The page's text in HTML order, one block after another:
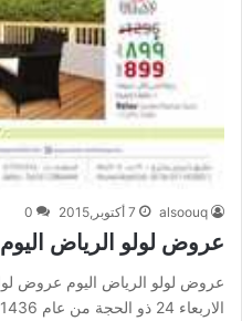
alsoouq 7 أكتوبر,2015 0
عروض لولو الرياض اليوم 7-10-2015